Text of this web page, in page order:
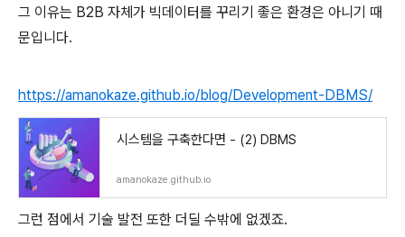
그 이유는 B2B 자체가 빅데이터를 꾸리기 좋은 환경은 아니기 때
문입니다.
https://amanokaze.github.io/blog/Development-DBMS/
시스템을 구축한다면 - (2) DBMS
amanokaze.github.io
그런 점에서 기술 발전 또한 더딜 수밖에 없겠죠.